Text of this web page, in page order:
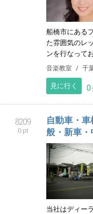
船橋市にある
た雰囲気のレ
ンを行なって
音楽教室 千
見に行く 0
8209
0 pt
自動車・
般・新車
当社はディー